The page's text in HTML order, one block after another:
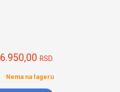
6.950,00 RSD.
Nema na lageru